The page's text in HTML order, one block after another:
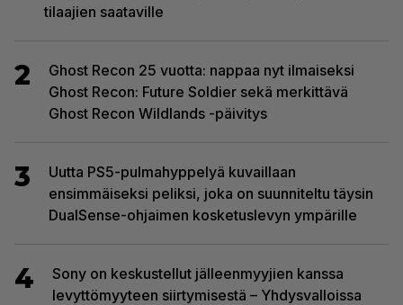
tilaajien saataville
2
Ghost Recon 25 vuotta: nappaa nyt ilmaiseksi
Ghost Recon: Future Soldier sekä merkittävä
Ghost Recon Wildlands -päivitys
3
Uutta PS5-pulmahyppelyä kuvaillaan
ensimmäiseksi peliksi, joka on suunniteltu täysin
DualSense-ohjaimen kosketuslevyn ympärille
4
Sony on keskustellut jälleenmyyjien kanssa
levyttömyyteen siirtymisestä – Yhdysvalloissa